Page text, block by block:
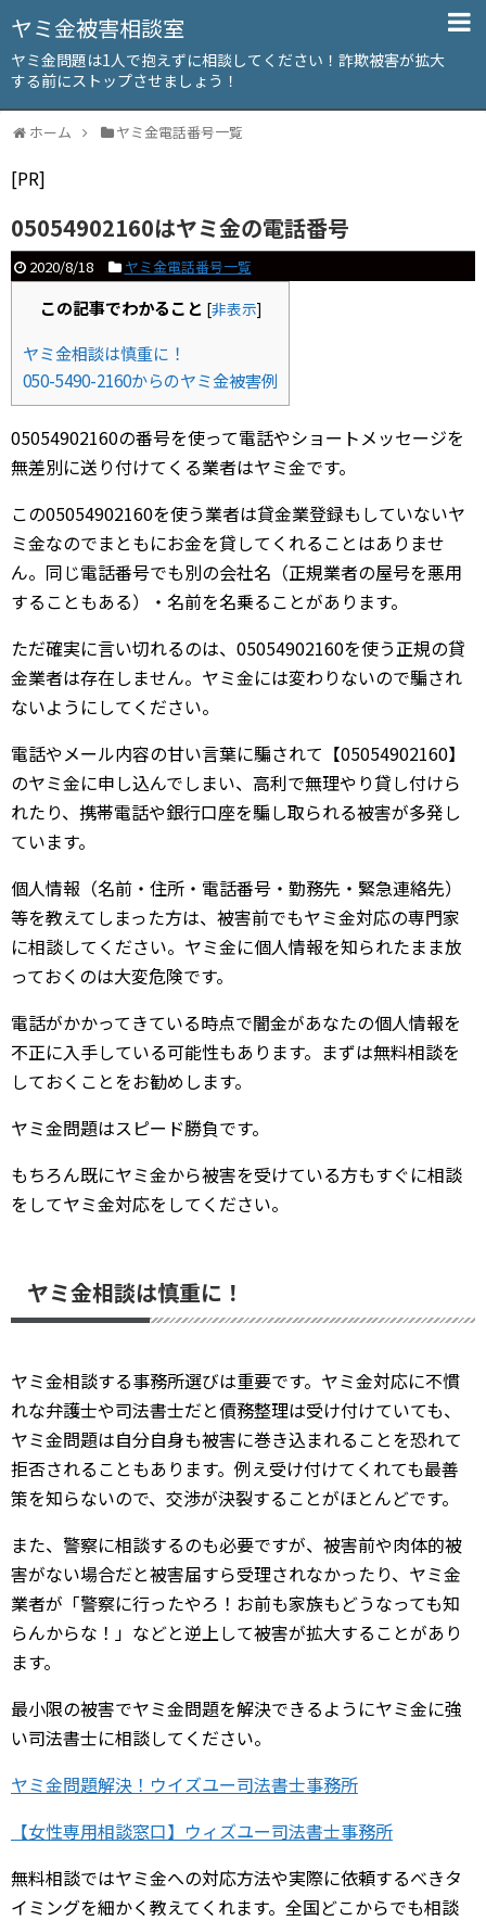
ヤミ金被害相談室
ヤミ金問題は1人で抱えずに相談してください！詐欺被害が拡大
する前にストップさせましょう！
ホーム ヤミ金電話番号一覧
[PR]
05054902160はヤミ金の電話番号
2020/8/18 ヤミ金電話番号一覧
この記事でわかること [非表示]
ヤミ金相談は慎重に！
050-5490-2160からのヤミ金被害例
05054902160の番号を使って電話やショートメッセージを
無差別に送り付けてくる業者はヤミ金です。
この05054902160を使う業者は貸金業登録もしていないヤ
ミ金なのでまともにお金を貸してくれることはありませ
ん。同じ電話番号でも別の会社名（正規業者の屋号を悪用
することもある）・名前を名乗ることがあります。
ただ確実に言い切れるのは、05054902160を使う正規の貸
金業者は存在しません。ヤミ金には変わりないので騙され
ないようにしてください。
電話やメール内容の甘い言葉に騙されて【05054902160】
のヤミ金に申し込んでしまい、高利で無理やり貸し付けら
れたり、携帯電話や銀行口座を騙し取られる被害が多発し
ています。
個人情報（名前・住所・電話番号・勤務先・緊急連絡先）
等を教えてしまった方は、被害前でもヤミ金対応の専門家
に相談してください。ヤミ金に個人情報を知られたまま放
っておくのは大変危険です。
電話がかかってきている時点で闇金があなたの個人情報を
不正に入手している可能性もあります。まずは無料相談を
しておくことをお勧めします。
ヤミ金問題はスピード勝負です。
もちろん既にヤミ金から被害を受けている方もすぐに相談
をしてヤミ金対応をしてください。
ヤミ金相談は慎重に！
ヤミ金相談する事務所選びは重要です。ヤミ金対応に不慣
れな弁護士や司法書士だと債務整理は受け付けていても、
ヤミ金問題は自分自身も被害に巻き込まれることを恐れて
拒否されることもあります。例え受け付けてくれても最善
策を知らないので、交渉が決裂することがほとんどです。
また、警察に相談するのも必要ですが、被害前や肉体的被
害がない場合だと被害届すら受理されなかったり、ヤミ金
業者が「警察に行ったやろ！お前も家族もどうなっても知
らんからな！」などと逆上して被害が拡大することがあり
ます。
最小限の被害でヤミ金問題を解決できるようにヤミ金に強
い司法書士に相談してください。
ヤミ金問題解決！ウイズユー司法書士事務所
【女性専用相談窓口】ウィズユー司法書士事務所
無料相談ではヤミ金への対応方法や実際に依頼するべきタ
イミングを細かく教えてくれます。全国どこからでも相談